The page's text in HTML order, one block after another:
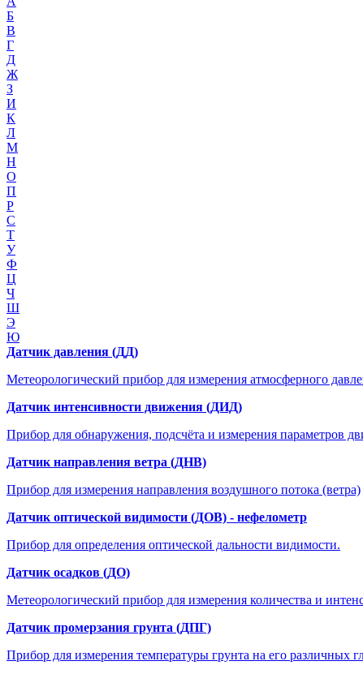
Б
В
Г
Д
Ж
З
И
К
Л
М
Н
О
П
Р
С
Т
У
Ф
Ц
Ч
Ш
Э
Ю
Датчик давления (ДД)
Метеорологический прибор для измерения атмосферного
Датчик интенсивности движения (ДИД)
Прибор для обнаружения, подсчёта и измерения параметров
Датчик направления ветра (ДНВ)
Прибор для измерения направления воздушного потока (ветра)
Датчик оптической видимости (ДОВ) - нефелометр
Прибор для определения оптической дальности видимости.
Датчик осадков (ДО)
Метеорологический прибор для измерения количества и
Датчик промерзания грунта (ДПГ)
Прибор для измерения температуры грунта на его различных